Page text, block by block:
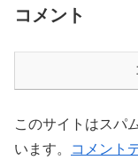
コメント
このサイトはスパ
います。 コメント